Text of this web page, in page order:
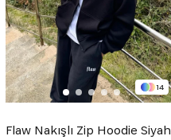
14
Flaw Nakışlı Zip Hoodie Siyah